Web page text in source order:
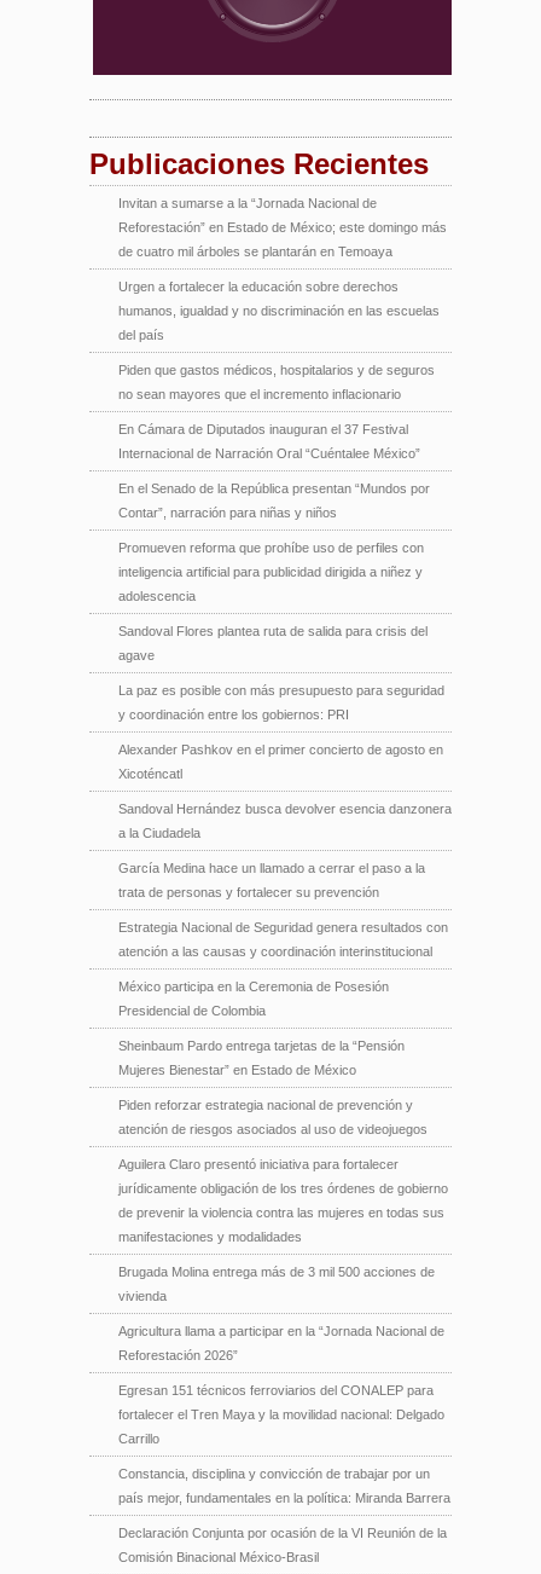
Publicaciones Recientes
Invitan a sumarse a la “Jornada Nacional de
Reforestación” en Estado de México; este domingo más
de cuatro mil árboles se plantarán en Temoaya
Urgen a fortalecer la educación sobre derechos
humanos, igualdad y no discriminación en las escuelas
del país
Piden que gastos médicos, hospitalarios y de seguros
no sean mayores que el incremento inflacionario
En Cámara de Diputados inauguran el 37 Festival
Internacional de Narración Oral “Cuéntalee México”
En el Senado de la República presentan “Mundos por
Contar”, narración para niñas y niños
Promueven reforma que prohíbe uso de perfiles con
inteligencia artificial para publicidad dirigida a niñez y
adolescencia
Sandoval Flores plantea ruta de salida para crisis del
agave
La paz es posible con más presupuesto para seguridad
y coordinación entre los gobiernos: PRI
Alexander Pashkov en el primer concierto de agosto en
Xicoténcatl
Sandoval Hernández busca devolver esencia danzonera
a la Ciudadela
García Medina hace un llamado a cerrar el paso a la
trata de personas y fortalecer su prevención
Estrategia Nacional de Seguridad genera resultados con
atención a las causas y coordinación interinstitucional
México participa en la Ceremonia de Posesión
Presidencial de Colombia
Sheinbaum Pardo entrega tarjetas de la “Pensión
Mujeres Bienestar” en Estado de México
Piden reforzar estrategia nacional de prevención y
atención de riesgos asociados al uso de videojuegos
Aguilera Claro presentó iniciativa para fortalecer
jurídicamente obligación de los tres órdenes de gobierno
de prevenir la violencia contra las mujeres en todas sus
manifestaciones y modalidades
Brugada Molina entrega más de 3 mil 500 acciones de
vivienda
Agricultura llama a participar en la “Jornada Nacional de
Reforestación 2026”
Egresan 151 técnicos ferroviarios del CONALEP para
fortalecer el Tren Maya y la movilidad nacional: Delgado
Carrillo
Constancia, disciplina y convicción de trabajar por un
país mejor, fundamentales en la política: Miranda Barrera
Declaración Conjunta por ocasión de la VI Reunión de la
Comisión Binacional México-Brasil